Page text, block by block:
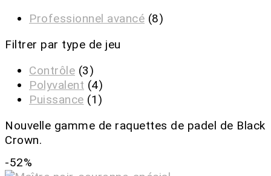
Professionnel avancé (8)
Filtrer par type de jeu
Contrôle (3)
Polyvalent (4)
Puissance (1)
Nouvelle gamme de raquettes de padel de Black
Crown.
-52%